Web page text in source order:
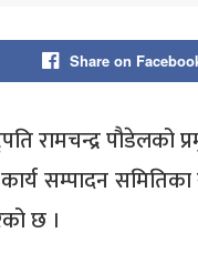
Share on
रामचन्द्र
कार्य सम्पादन
छ ।